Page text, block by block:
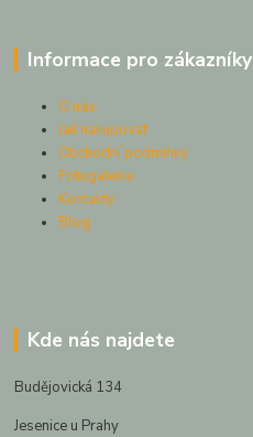
Informace pro zákazníky
O nás
Jak nakupovat
Obchodní podmínky
Fotogalerie
Kontakty
Blog
Kde nás najdete
Budějovická 134
Jesenice u Prahy